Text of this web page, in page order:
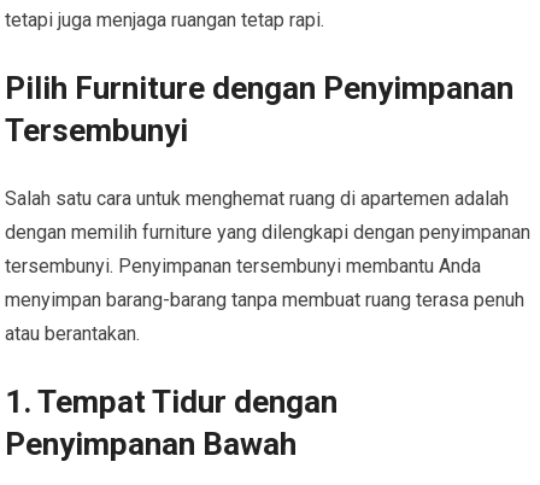
tetapi juga menjaga ruangan tetap rapi.
Pilih Furniture dengan Penyimpanan
Tersembunyi
Salah satu cara untuk menghemat ruang di apartemen adalah
dengan memilih furniture yang dilengkapi dengan penyimpanan
tersembunyi. Penyimpanan tersembunyi membantu Anda
menyimpan barang-barang tanpa membuat ruang terasa penuh
atau berantakan.
1. Tempat Tidur dengan
Penyimpanan Bawah